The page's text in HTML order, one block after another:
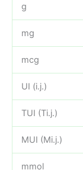
g
mg
mcg
UI (i.j.)
TUI (Ti.j.)
MUI (Mi.j.)
mmol